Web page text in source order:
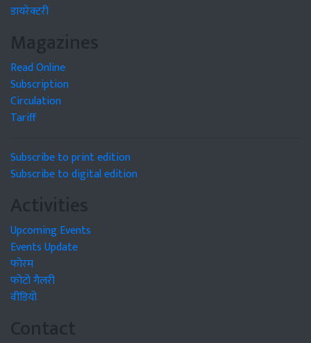
डायरेक्टरी
Magazines
Read Online
Subscription
Circulation
Tariff
Subscribe to print edition
Subscribe to digital edition
Activities
Upcoming Events
Events Update
फोरम
फोटो गैलरी
वीडियो
Contact